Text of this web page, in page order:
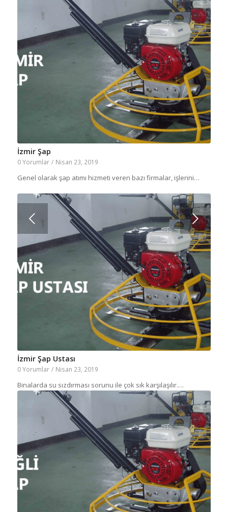
İzmir Şap
0 Yorumlar / Nisan 23, 2019
Genel olarak şap atımı hizmeti veren bazı firmalar, işlerini…
İzmir Şap Ustası
0 Yorumlar / Nisan 23, 2019
Binalarda su sızdırması sorunu ile çok sık karşılaşılır.…
Sonraki